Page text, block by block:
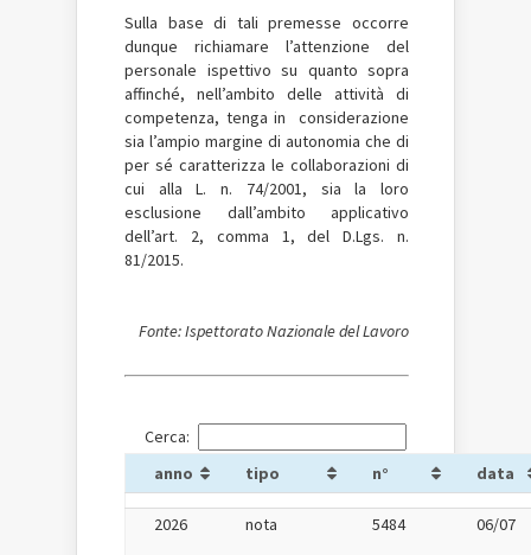
Sulla base di tali premesse occorre
dunque richiamare l’attenzione del
personale ispettivo su quanto sopra
affinché, nell’ambito delle attività di
competenza, tenga in considerazione
sia l’ampio margine di autonomia che di
per sé caratterizza le collaborazioni di
cui alla L. n. 74/2001, sia la loro
esclusione dall’ambito applicativo
dell’art. 2, comma 1, del D.Lgs. n.
81/2015.
Fonte: Ispettorato Nazionale del Lavoro
Cerca:
anno
tipo n° data
2026 nota 5484 06/07